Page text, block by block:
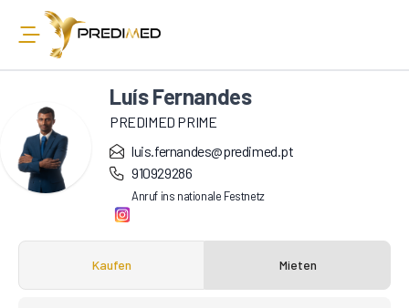
Luís Fernandes
PREDIMED PRIME
luis.fernandes@predimed.pt
910929286
Anruf ins nationale Festnetz
Kaufen Mieten